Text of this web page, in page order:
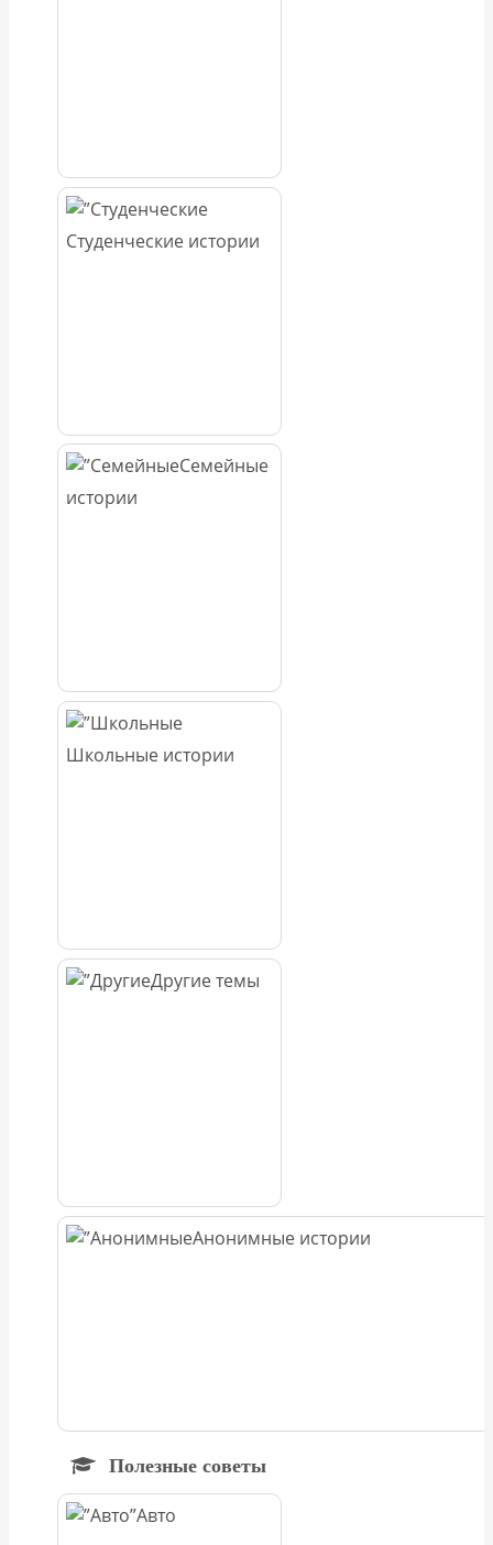
Студенческие истории
Семейные
истории
Школьные истории
Другие темы
Анонимные истории
Полезные советы
Авто